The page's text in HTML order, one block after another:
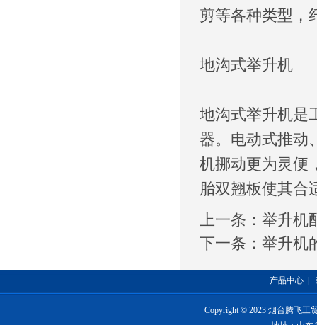
剪等各种类型，
地沟式举升机
地沟式举升机是
器。电动式推动
机挪动更为灵便
胎双翘板使其合
上一条： 举升机
下一条： 举升机
产品中心
Copyright © 2023 烟台腾飞工